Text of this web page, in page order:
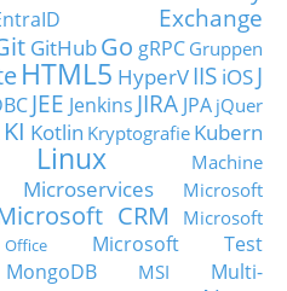
Exchange
GitHubGo gRPC Gruppen
HTML5 HyperVIIS iOSJ
JEE Jenkins JIRA JPA jQuer
KI Kotlin Kryptografie Kubern
Linux
Machine
Microservices
Microsoft
CRM
Microsoft
Microsoft Test
MongoDB MSI
Multi-